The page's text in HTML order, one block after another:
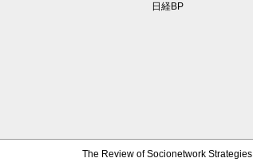
日経BP
The Review of Socionetwork Strategies